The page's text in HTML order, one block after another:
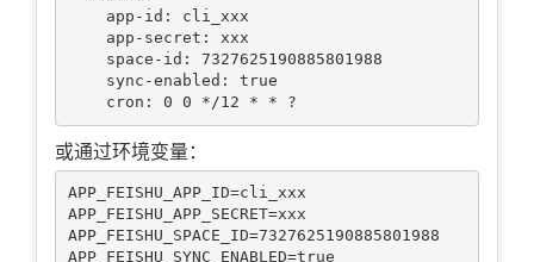
或通过环境变量：
APP_FEISHU_APP_ID=cli_xxx
APP_FEISHU_APP_SECRET=xxx
APP_FEISHU_SPACE_ID=7327625190885801988